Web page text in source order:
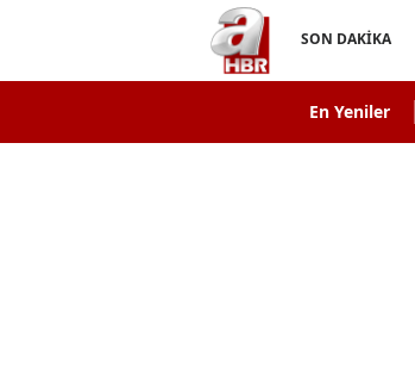
SON DAKİKA
En Yeniler